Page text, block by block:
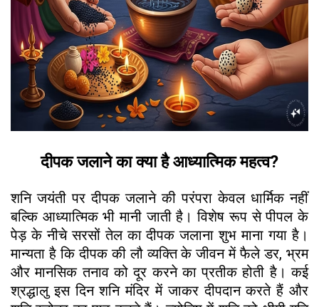
दीपक जलाने का क्या है आध्यात्मिक महत्व?
शनि जयंती पर दीपक जलाने की परंपरा केवल धार्मिक नहीं
बल्कि आध्यात्मिक भी मानी जाती है। विशेष रूप से पीपल के
पेड़ के नीचे सरसों तेल का दीपक जलाना शुभ माना गया है।
मान्यता है कि दीपक की लौ व्यक्ति के जीवन में फैले डर, भ्रम
और मानसिक तनाव को दूर करने का प्रतीक होती है। कई
श्रद्धालु इस दिन शनि मंदिर में जाकर दीपदान करते हैं और